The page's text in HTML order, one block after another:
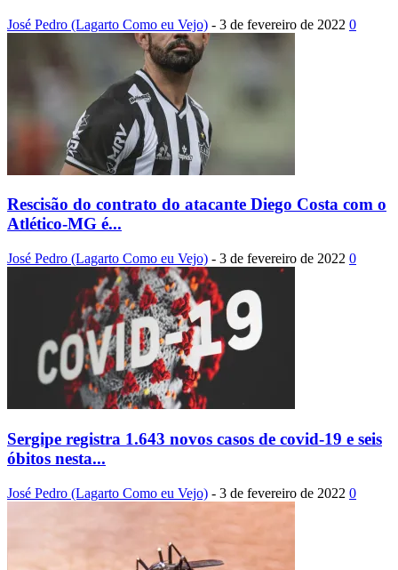
José Pedro (Lagarto Como eu Vejo) - 3 de fevereiro de 2022 0
Rescisão do contrato do atacante Diego Costa com o
Atlético-MG é...
José Pedro (Lagarto Como eu Vejo) - 3 de fevereiro de 2022 0
Sergipe registra 1.643 novos casos de covid-19 e seis
óbitos nesta...
José Pedro (Lagarto Como eu Vejo) - 3 de fevereiro de 2022 0